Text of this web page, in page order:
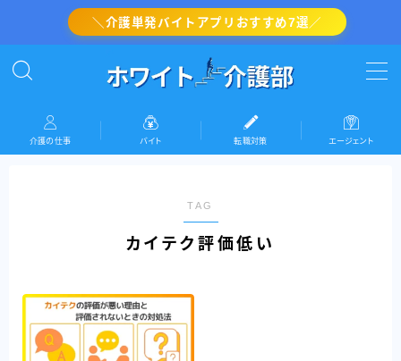
＼介護単発バイトアプリおすすめ7選／
MENU
介護の転職対策
お問い合わせ
介護の仕事 バイト 転職対策 エージェント
TAG
カイテク評価低い